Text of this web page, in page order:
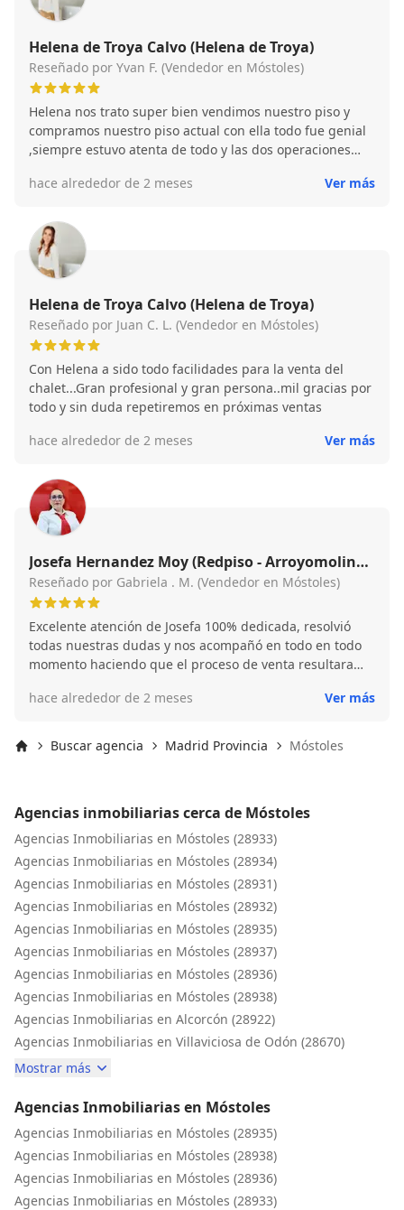
Helena de Troya Calvo (Helena de Troya)
Reseñado por Yvan F. (Vendedor en Móstoles)
Helena nos trato super bien vendimos nuestro piso y
compramos nuestro piso actual con ella todo fue genial
,siempre estuvo atenta de todo y las dos operaciones
nada todo lo gestiono perfectamente recomendable
hace alrededor de 2 meses Ver más
Helena de Troya Calvo (Helena de Troya)
Reseñado por Juan C. L. (Vendedor en Móstoles)
Con Helena a sido todo facilidades para la venta del
chalet...Gran profesional y gran persona..mil gracias por
todo y sin duda repetiremos en próximas ventas
hace alrededor de 2 meses
Ver más
Josefa Hernandez Moy (Redpiso - Arroyomolinos
y Móstoles)
Reseñado por Gabriela . M. (Vendedor en Móstoles)
Excelente atención de Josefa 100% dedicada, resolvió
todas nuestras dudas y nos acompañó en todo en todo
momento haciendo que el proceso de venta resultara
recomiendo sin dudar
hace alrededor de 2 meses Ver más
Buscar agencia Madrid Provincia Móstoles
Agencias inmobiliarias cerca de Móstoles
Agencias Inmobiliarias en Móstoles (28933)
Agencias Inmobiliarias en Móstoles (28934)
Agencias Inmobiliarias en Móstoles (28931)
Agencias Inmobiliarias en Móstoles (28932)
Agencias Inmobiliarias en Móstoles (28935)
Agencias Inmobiliarias en Móstoles (28937)
Agencias Inmobiliarias en Móstoles (28936)
Agencias Inmobiliarias en Móstoles (28938)
Agencias Inmobiliarias en Alcorcón (28922)
Agencias Inmobiliarias en Villaviciosa de Odón (28670)
Mostrar más
Agencias Inmobiliarias en Móstoles
Agencias Inmobiliarias en Móstoles (28935)
Agencias Inmobiliarias en Móstoles (28938)
Agencias Inmobiliarias en Móstoles (28936)
Agencias Inmobiliarias en Móstoles (28933)